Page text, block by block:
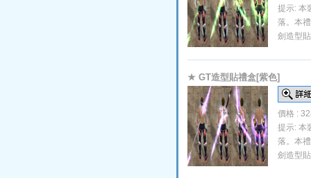
提示: 本
落。本
劍造型
★ GT造型貼禮盒[紫色]
價格 :
提示: 本
落。本
劍造型